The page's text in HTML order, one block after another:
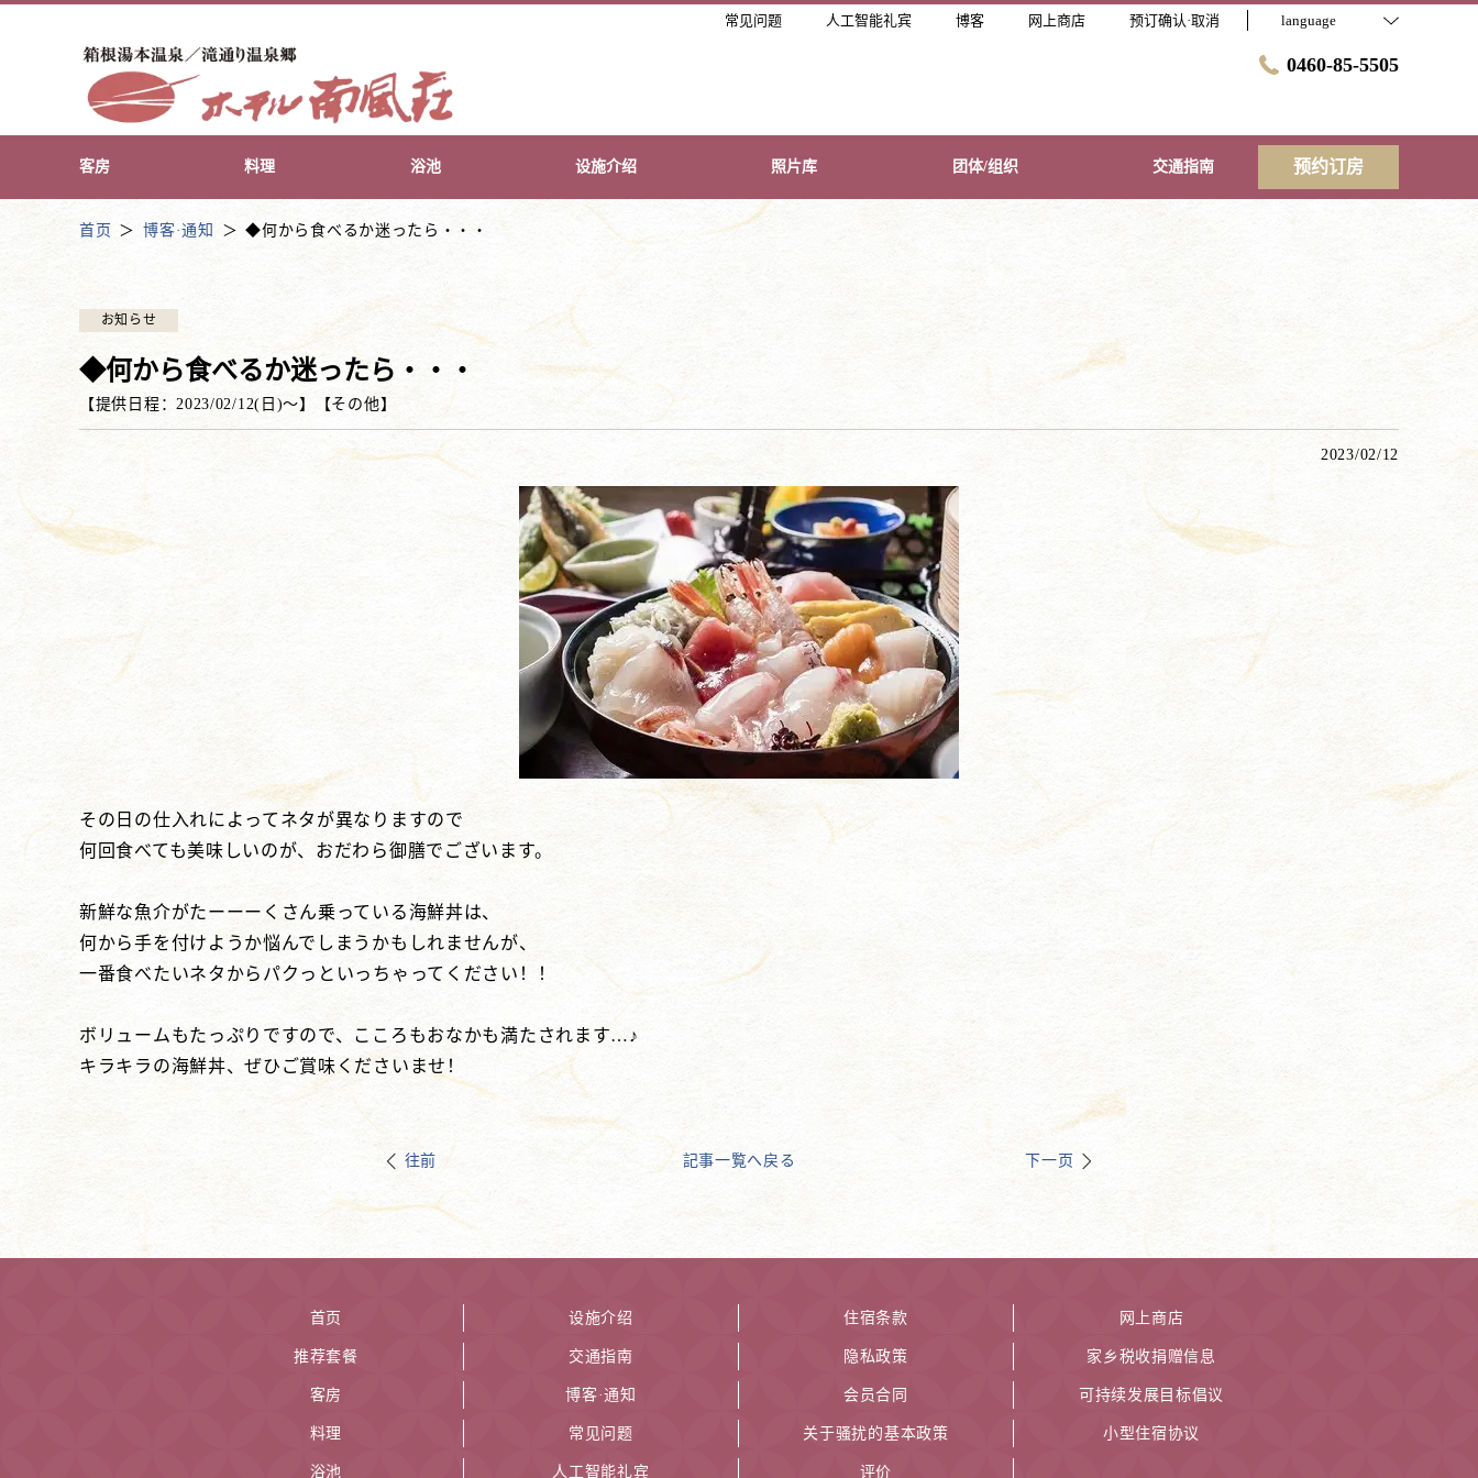
常见问题 人工智能礼宾 博客 网上商店 预订确认·取消 language
0460-85-5505
客房 料理 浴池 设施介绍 照片库 团体/组织 交通指南 预约订房
首页 博客·通知 ◆何から食べるか迷ったら・・・
お知らせ
◆何から食べるか迷ったら・・・
【提供日程：2023/02/12(日)〜】 【その他】
2023/02/12
その日の仕入れによってネタが異なりますので
何回食べても美味しいのが、おだわら御膳でございます。
新鮮な魚介がたーーーくさん乗っている海鮮丼は、
何から手を付けようか悩んでしまうかもしれませんが、
一番食べたいネタからパクっといっちゃってください！！
ボリュームもたっぷりですので、こころもおなかも満たされます…♪
キラキラの海鮮丼、ぜひご賞味くださいませ！
往前 記事一覧へ戻る 下一页
首页
推荐套餐
客房
料理
浴池
设施介绍
交通指南
博客·通知
常见问题
人工智能礼宾
住宿条款
隐私政策
会员合同
关于骚扰的基本政策
评价
网上商店
家乡税收捐赠信息
可持续发展目标倡议
小型住宿协议